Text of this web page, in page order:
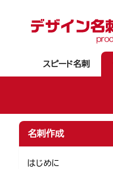
スピード名刺
名刺作成
はじめに